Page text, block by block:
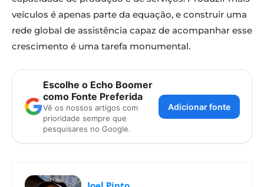
veículos é apenas parte da equação, e construir uma
rede global de assistência capaz de acompanhar esse
crescimento é uma tarefa monumental.
Escolhe o Echo Boomer
como Fonte Preferida
Vê os nossos artigos com
prioridade sempre que
pesquisares no Google.
Adicionar fonte